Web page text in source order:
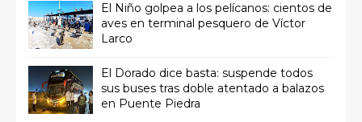
El Niño golpea a los pelícanos: cientos de
aves en terminal pesquero de Víctor
Larco
El Dorado dice basta: suspende todos
sus buses tras doble atentado a balazos
en Puente Piedra